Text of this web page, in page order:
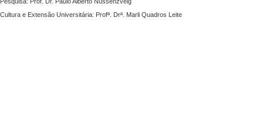
Cultura e Extensão Universitária: Profª. Drª. Marli Quadros Leite